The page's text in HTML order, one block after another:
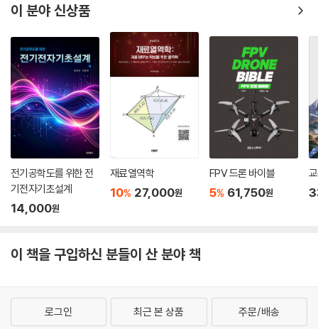
(PC/모바일) 제공, 시
강)
이 분야 신상품
전기공학도를 위한 전
기전자기초설계
14,000원
재료열역학
10% 27,000원
FPV 드론 바이블
5% 61,750원
이 책을 구입하신 분들이 산 분야 책
로그인 최근 본 상품 주문/배송